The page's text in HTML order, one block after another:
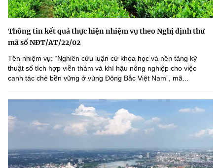
Thông tin kết quả thực hiện nhiệm vụ theo Nghị định thư
mã số NĐT/AT/22/02
Tên nhiệm vụ: “Nghiên cứu luận cứ khoa học và nền tảng kỹ
thuật số tích hợp viễn thám và khí hậu nông nghiệp cho việc
canh tác chè bền vững ở vùng Đông Bắc Việt Nam”, mã...